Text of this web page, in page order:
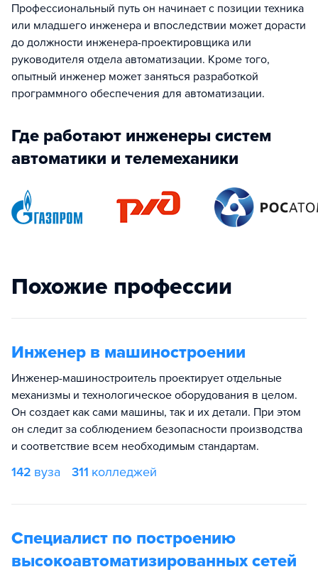
Профессиональный путь он начинает с позиции техника
или младшего инженера и впоследствии может дорасти
до должности инженера-проектировщика или
руководителя отдела автоматизации. Кроме того,
опытный инженер может заняться разработкой
программного обеспечения для автоматизации.
Где работают инженеры систем
автоматики и телемеханики
Похожие профессии
Инженер в машиностроении
Инженер-машиностроитель проектирует отдельные
механизмы и технологическое оборудования в целом.
Он создает как сами машины, так и их детали. При этом
он следит за соблюдением безопасности производства
и соответствие всем необходимым стандартам.
142 вуза 311 колледжей
Специалист по построению
высокоавтоматизированных сетей